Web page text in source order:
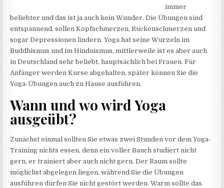
immer
beliebter und das ist ja auch kein Wunder. Die Übungen sind
entspannend, sollen Kopfschmerzen, Rückenschmerzen und
sogar Depressionen lindern. Yoga hat seine Wurzeln im
Buddhismus und im Hinduismus, mittlerweile ist es aber auch
in Deutschland sehr beliebt, hauptsächlich bei Frauen. Für
Anfänger werden Kurse abgehalten, später können Sie die
Yoga-Übungen auch zu Hause ausführen.
Wann und wo wird Yoga
ausgeübt?
Zunächst einmal sollten Sie etwas zwei Stunden vor dem Yoga-
Training nichts essen, denn ein voller Bauch studiert nicht
gern, er trainiert aber auch nicht gern. Der Raum sollte
möglichst abgelegen liegen, während Sie die Übungen
ausführen dürfen Sie nicht gestört werden. Warm sollte das